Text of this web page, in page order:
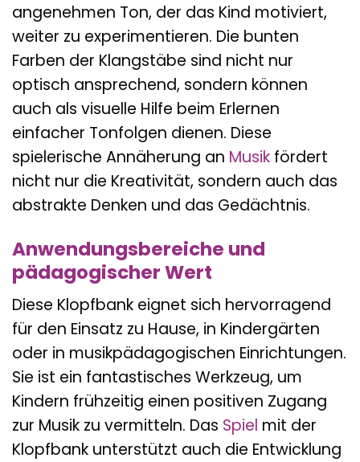
angenehmen Ton, der das Kind motiviert,
weiter zu experimentieren. Die bunten
Farben der Klangstäbe sind nicht nur
optisch ansprechend, sondern können
auch als visuelle Hilfe beim Erlernen
einfacher Tonfolgen dienen. Diese
spielerische Annäherung an Musik fördert
nicht nur die Kreativität, sondern auch das
abstrakte Denken und das Gedächtnis.
Anwendungsbereiche und
pädagogischer Wert
Diese Klopfbank eignet sich hervorragend
für den Einsatz zu Hause, in Kindergärten
oder in musikpädagogischen Einrichtungen.
Sie ist ein fantastisches Werkzeug, um
Kindern frühzeitig einen positiven Zugang
zur Musik zu vermitteln. Das Spiel mit der
Klopfbank unterstützt auch die Entwicklung